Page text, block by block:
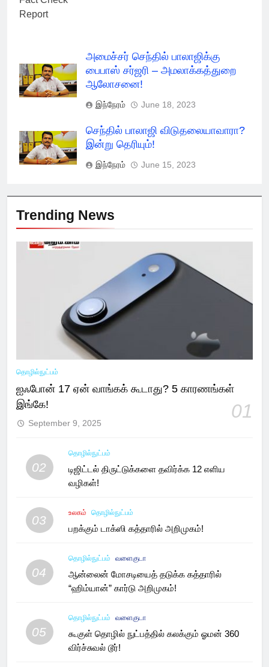
அமைச்சர் செந்தில் பாலாஜிக்கு
பைபாஸ் சர்ஜரி – அமலாக்கத்துறை
ஆலோசனை!
இந்நேரம் June 18, 2023
செந்தில் பாலாஜி விடுதலையாவாரா?
இன்று தெரியும்!
இந்நேரம் June 15, 2023
Trending News
தொழில்நுட்பம்
ஐஃபோன் 17 ஏன் வாங்கக் கூடாது? 5 காரணங்கள்
இங்கே!
01
September 9, 2025
02
தொழில்நுட்பம்
டிஜிட்டல் திருட்டுக்களை தவிர்க்க 12 எளிய
வழிகள்!
03
உலகம் தொழில்நுட்பம்
பறக்கும் டாக்ஸி கத்தாரில் அறிமுகம்!
04
தொழில்நுட்பம் வளைகுடா
ஆன்லைன் மோசடியைத் தடுக்க கத்தாரில்
“ஹிம்யான்” கார்டு அறிமுகம்!
05
தொழில்நுட்பம் வளைகுடா
கூகுள் தொழில் நுட்பத்தில் கலக்கும் ஓமன் 360
விர்ச்சுவல் டூர்!